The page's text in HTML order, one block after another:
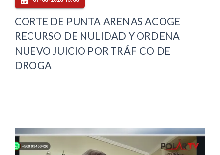
CORTE DE PUNTA ARENAS ACOGE
RECURSO DE NULIDAD Y ORDENA
NUEVO JUICIO POR TRÁFICO DE
DROGA